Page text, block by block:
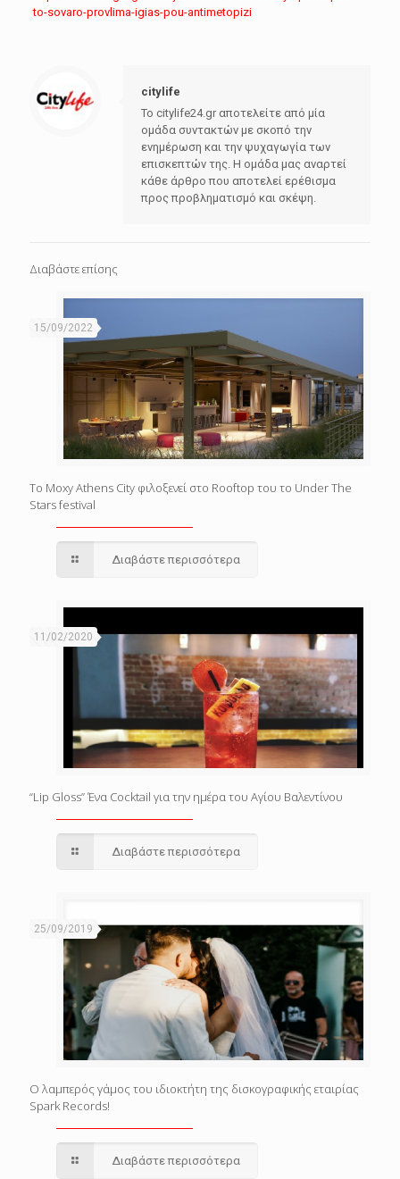
to-sovaro-provlima-igias-pou-antimetopizi
citylife
Το citylife24.gr αποτελείτε από μία
ομάδα συντακτών με σκοπό την
ενημέρωση και την ψυχαγωγία των
επισκεπτών της. Η ομάδα μας αναρτεί
κάθε άρθρο που αποτελεί ερέθισμα
προς προβληματισμό και σκέψη.
Διαβάστε επίσης
15/09/2022
Το Moxy Athens City φιλοξενεί στο Rooftop του το Under The
Stars festival
Διαβάστε περισσότερα
11/02/2020
“Lip Gloss” Ένα Cocktail για την ημέρα του Αγίου Βαλεντίνου
Διαβάστε περισσότερα
25/09/2019
Ο λαμπερός γάμος του ιδιοκτήτη της δισκογραφικής εταιρίας
Spark Records!
Διαβάστε περισσότερα